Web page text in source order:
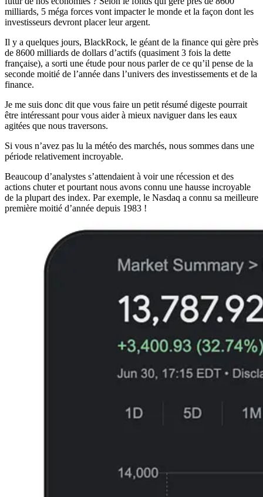
milliards, 5 méga forces vont impacter le monde et la façon dont les
investisseurs devront placer leur argent.
Il y a quelques jours, BlackRock, le géant de la finance qui gère près
de 8600 milliards de dollars d’actifs (quasiment 3 fois la dette
française), a sorti une étude pour nous parler de ce qu’il pense de la
seconde moitié de l’année dans l’univers des investissements et de la
finance.
Je me suis donc dit que vous faire un petit résumé digeste pourrait
être intéressant pour vous aider à mieux naviguer dans les eaux
agitées que nous traversons.
Si vous n’avez pas lu la météo des marchés, nous sommes dans une
période relativement incroyable.
Beaucoup d’analystes s’attendaient à voir une récession et des
actions chuter et pourtant nous avons connu une hausse incroyable
de la plupart des index. Par exemple, le Nasdaq a connu sa meilleure
première moitié d’année depuis 1983 !